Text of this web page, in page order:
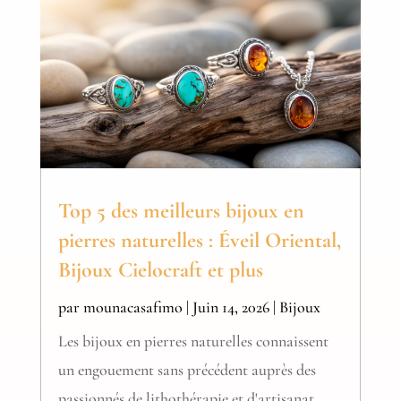
Top 5 des meilleurs bijoux en
pierres naturelles : Éveil Oriental,
Bijoux Cielocraft et plus
parmounacasafimo | Juin 14, 2026| Bijoux
Les bijoux en pierres naturelles connaissent
un engouement sans précédent auprès des